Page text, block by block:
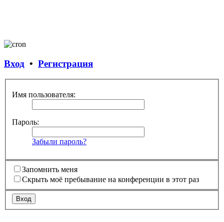
Вход • Регистрация
Имя пользователя:
Пароль:
Забыли пароль?
Запомнить меня
Скрыть моё пребывание на конференции в этот раз